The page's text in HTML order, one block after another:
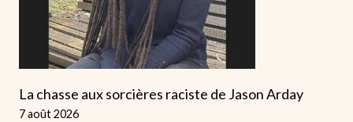
La chasse aux sorcières raciste de Jason Arday
7 août 2026